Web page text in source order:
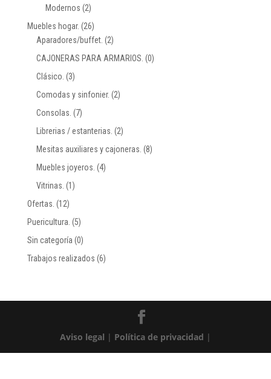
Modernos (2)
Muebles hogar. (26)
Aparadores/buffet. (2)
CAJONERAS PARA ARMARIOS. (0)
Clásico. (3)
Comodas y sinfonier. (2)
Consolas. (7)
Librerias / estanterias. (2)
Mesitas auxiliares y cajoneras. (8)
Muebles joyeros. (4)
Vitrinas. (1)
Ofertas. (12)
Puericultura. (5)
Sin categoría (0)
Trabajos realizados (6)
Aviso legal | Política de privacidad |